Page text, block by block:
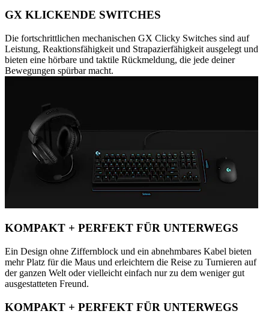
GX KLICKENDE SWITCHES
Die fortschrittlichen mechanischen GX Clicky Switches sind auf
Leistung, Reaktionsfähigkeit und Strapazierfähigkeit ausgelegt und
bieten eine hörbare und taktile Rückmeldung, die jede deiner
Bewegungen spürbar macht.
KOMPAKT + PERFEKT FÜR UNTERWEGS
Ein Design ohne Ziffernblock und ein abnehmbares Kabel bieten
mehr Platz für die Maus und erleichtern die Reise zu Turnieren auf
der ganzen Welt oder vielleicht einfach nur zu dem weniger gut
ausgestatteten Freund.
KOMPAKT + PERFEKT FÜR UNTERWEGS